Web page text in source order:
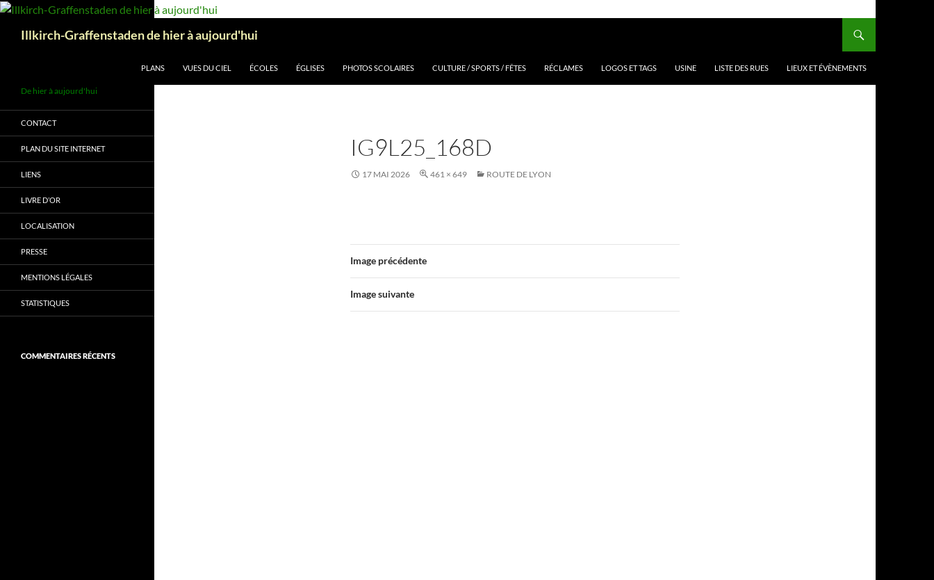
Aller
contenuIllkirch-Graffenstaden de hier à aujourd'hui
PLANS VUES DU CIEL ÉCOLES ÉGLISES PHOTOS SCOLAIRES CULTURE / SPORTS / FÊTES RÉCLAMES LOGOS ET TAGS USINE LISTE DES RUES LIEUX ET ÉVÈNEMENTS
IG9L25_168D
17 MAI 2026 461 × 649 ROUTE DE LYON
Image précédente
Image suivante
De hier à aujourd'hui
CONTACT
PLAN DU SITE INTERNET
LIENS
LIVRE D’OR
LOCALISATION
PRESSE
MENTIONS LÉGALES
STATISTIQUES
COMMENTAIRES RÉCENTS